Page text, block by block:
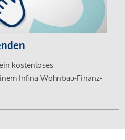
kostenloses
Infina Wohnbau-Finanz-